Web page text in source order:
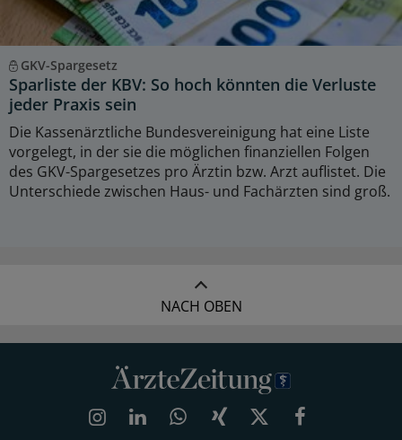
GKV-Spargesetz
Sparliste der KBV: So hoch könnten die Verluste
jeder Praxis sein
Die Kassenärztliche Bundesvereinigung hat eine Liste
vorgelegt, in der sie die möglichen finanziellen Folgen
des GKV-Spargesetzes pro Ärztin bzw. Arzt auflistet. Die
Unterschiede zwischen Haus- und Fachärzten sind groß.
NACH OBEN